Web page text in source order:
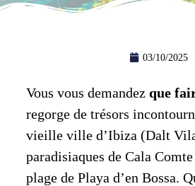
03/10/2025
Vous vous demandez que
regorge de trésors
vieille ville d’Ibiza (Dalt
paradisiaques de Cala
plage de Playa d’en Bossa.